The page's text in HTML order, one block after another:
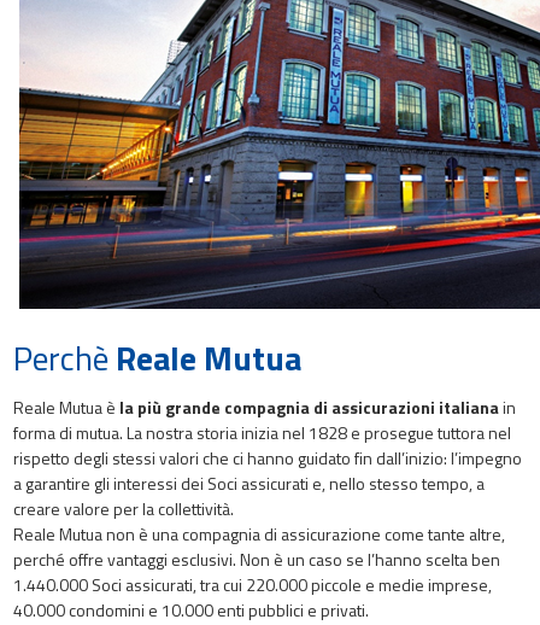
PerchèReale Mutua
Reale Mutua è la più grande compagnia di assicurazioni italianain
forma di mutua. La nostra storia inizia nel 1828 e prosegue tuttora nel
rispetto degli stessi valori che ci hanno guidato fin dall’inizio: l’impegno
a garantire gli interessi dei Soci assicurati e, nello stesso tempo, a
creare valore per la collettività.
Reale Mutua non è una compagnia di assicurazione come tante altre,
perché offre vantaggi esclusivi. Non è un caso se l’hanno scelta ben
1.440.000 Soci assicurati, tra cui 220.000 piccole e medie imprese,
40.000 condomini e 10.000 enti pubblici e privati.